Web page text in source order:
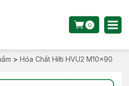
0
> Hóa Chất Hilti HVU2 M10x90